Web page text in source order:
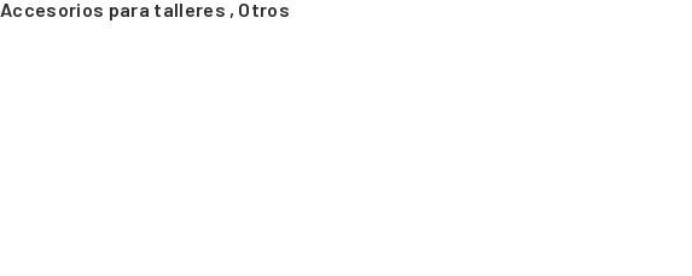
Accesorios para talleres , Otros